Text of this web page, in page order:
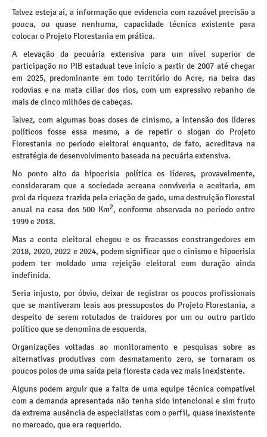
Talvez esteja aí, a informação que evidencia com razoável precisão a
pouca, ou quase nenhuma, capacidade técnica existente para
colocar o Projeto Florestania em prática.
A elevação da pecuária extensiva para um nível superior de
participação no PIB estadual teve início a partir de 2007 até chegar
em 2025, predominante em todo território do Acre, na beira das
rodovias e na mata ciliar dos rios, com um expressivo rebanho de
mais de cinco milhões de cabeças.
Talvez, com algumas boas doses de cinismo, a intensão dos líderes
políticos fosse essa mesmo, a de repetir o slogan do Projeto
Florestania no período eleitoral enquanto, de fato, acreditava na
estratégia de desenvolvimento baseada na pecuária extensiva.
No ponto alto da hipocrisia política os líderes, provavelmente,
consideraram que a sociedade acreana conviveria e aceitaria, em
prol da riqueza trazida pela criação de gado, uma destruição florestal
anual na casa dos 500 Km2, conforme observada no período entre
1999 e 2018.
Mas a conta eleitoral chegou e os fracassos constrangedores em
2018, 2020, 2022 e 2024, podem significar que o cinismo e hipocrisia
podem ter moldado uma rejeição eleitoral com duração ainda
indefinida.
Seria injusto, por óbvio, deixar de registrar os poucos profissionais
que se mantiveram leais aos pressupostos do Projeto Florestania, a
despeito de serem rotulados de traidores por um ou outro partido
político que se denomina de esquerda.
Organizações voltadas ao monitoramento e pesquisas sobre as
alternativas produtivas com desmatamento zero, se tornaram os
poucos polos de uma saída pela floresta cada vez mais inexistente.
Alguns podem arguir que a falta de uma equipe técnica compatível
com a demanda apresentada não tenha sido intencional e sim fruto
da extrema ausência de especialistas com o perfil, quase inexistente
no mercado, que era requerido.